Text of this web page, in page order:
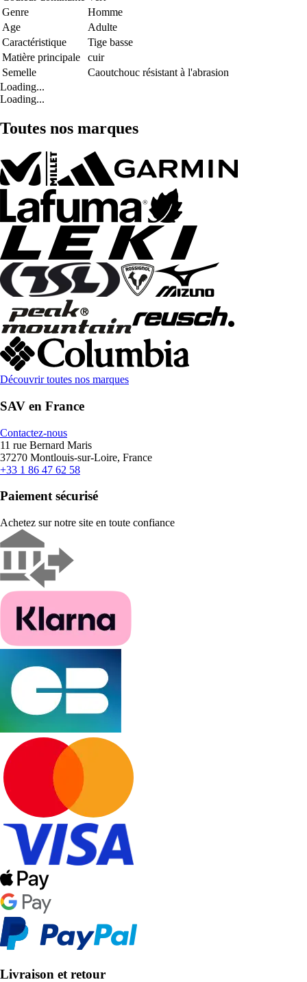
Genre
Homme
Age
Adulte
Caractéristique
Tige basse
Matière principale
cuir
Semelle
Caoutchouc résistant à l'abrasion
Loading...
Loading...
Toutes nos marques
Découvrir toutes nos marques
SAV en France
Contactez-nous
11 rue Bernard Maris
37270 Montlouis-sur-Loire, France
+33 1 86 47 62 58
Paiement sécurisé
Achetez sur notre site en toute confiance
Livraison et retour